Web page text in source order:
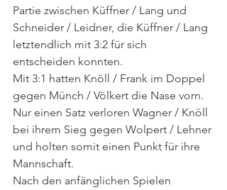
Partie zwischen Küffner / Lang und
Schneider / Leidner, die Küffner / Lang
letztendlich mit 3:2 für sich
entscheiden konnten.
Mit 3:1 hatten Knöll / Frank im Doppel
gegen Münch / Völkert die Nase vorn.
Nur einen Satz verloren Wagner / Knöll
bei ihrem Sieg gegen Wolpert / Lehner
und holten somit einen Punkt für ihre
Mannschaft.
Nach den anfänglichen Spielen